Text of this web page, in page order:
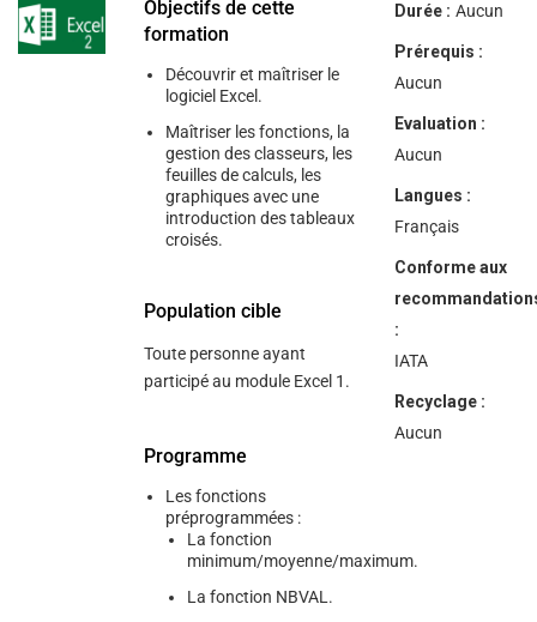
help
you
navigate
Objectifs de cette
formation
Découvrir et maîtriser le
logiciel Excel.
Maîtriser les fonctions, la
gestion des classeurs, les
feuilles de calculs, les
graphiques avec une
introduction des tableaux
croisés.
Population cible
Toute personne ayant
participé au module Excel 1.
Programme
Les fonctions
préprogrammées :
La fonction
minimum/moyenne/maximum.
La fonction NBVAL.
Durée : Aucun
Prérequis :
Aucun
Evaluation :
Aucun
Langues :
Français
Conforme aux
:
IATA
Recyclage :
Aucun